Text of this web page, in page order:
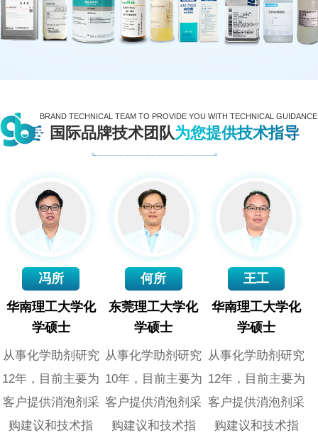
BRAND TECHNICAL TEAM TO PROVIDE YOU WITH TECHNICAL GUIDANCE
国际品牌技术团队为您提供技术指导
冯所
华南理工大学化
学硕士
从事化学助剂研究
12年，目前主要为
客户提供消泡剂采
购建议和技术指
何所
东莞理工大学化
学硕士
从事化学助剂研究
10年，目前主要为
客户提供消泡剂采
购建议和技术指
王工
华南理工大学化
学硕士
从事化学助剂研究
12年，目前主要为
客户提供消泡剂采
购建议和技术指